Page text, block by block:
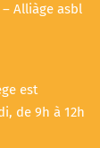
Alliàge asbl
est
de 9h à 12h